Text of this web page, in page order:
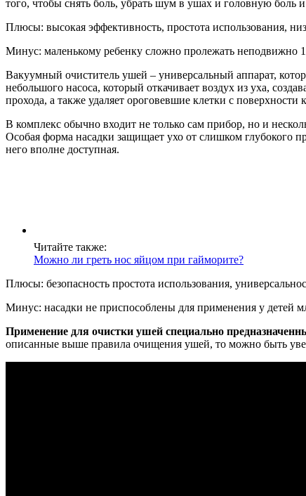
того, чтобы снять боль, убрать шум в ушах и головную боль
Плюсы: высокая эффективность, простота использования,
Минус: маленькому ребенку сложно пролежать неподвижно
Вакуумный очиститель ушей – универсальный аппарат,
небольшого насоса, который откачивает воздух из уха,
прохода, а также удаляет ороговевшие клетки с поверхности
В комплекс обычно входит не только сам прибор, но и
Особая форма насадки защищает ухо от слишком глубокого
него вполне доступная.
Читайте также:
Можно ли греть нос яйцом при гайморите?
Плюсы: безопасность простота использования,
Минус: насадки не приспособлены для применения у детей
Применение для очистки ушей специально
описанные выше правила очищения ушей, то можно быть